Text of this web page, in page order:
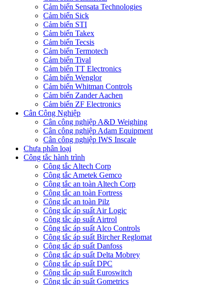
Cảm biến Sensata Technologies
Cảm biến Sick
Cảm biến STI
Cảm biến Takex
Cảm biến Tecsis
Cảm biến Termotech
Cảm biến Tival
Cảm biến TT Electronics
Cảm biến Wenglor
Cảm biến Whitman Controls
Cảm biến Zander Aachen
Cảm biến ZF Electronics
Cân Công Nghiệp
Cân công nghiệp A&D Weighing
Cân công nghiệp Adam Equipment
Cân công nghiệp IWS Inscale
Chưa phân loại
Công tắc hành trình
Công tắc Altech Corp
Công tắc Ametek Gemco
Công tắc an toàn Altech Corp
Công tắc an toàn Fortress
Công tắc an toàn Pilz
Công tắc áp suất Air Logic
Công tắc áp suất Airtrol
Công tắc áp suất Alco Controls
Công tắc áp suất Bircher Reglomat
Công tắc áp suất Danfoss
Công tắc áp suất Delta Mobrey
Công tắc áp suất DPC
Công tắc áp suất Euroswitch
Công tắc áp suất Gometrics